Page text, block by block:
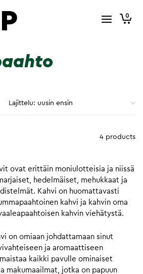
0
4 products
ovat erittäin moniulotteisia ja niissä
hedelmäiset, mehukkaat ja
Kahvi on huomattavasti
kahvi ja kahvin oma
kahvin viehätystä.
on omiaan johdattamaan sinut
ja aromaattiseen
kaikki pavulle ominaiset
makumaailmat, jotka on papuun